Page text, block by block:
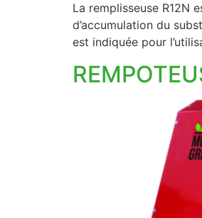
La remplisseuse R12N
d’accumulation du
est indiquée pour